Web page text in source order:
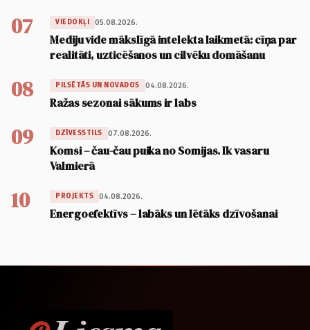
07 VIEDOKĻI 05.08.2026.
Mediju vide mākslīgā intelekta laikmetā: cīņa par
realitāti, uzticēšanos un cilvēku domāšanu
08 PILSĒTĀS UN NOVADOS 04.08.2026.
Ražas sezonai sākums ir labs
09 DZĪVESSTILS 07.08.2026.
Komsi – čau-čau puika no Somijas. Ik vasaru
Valmierā
10 PROJEKTS 04.08.2026.
Energoefektīvs – labāks un lētāks dzīvošanai